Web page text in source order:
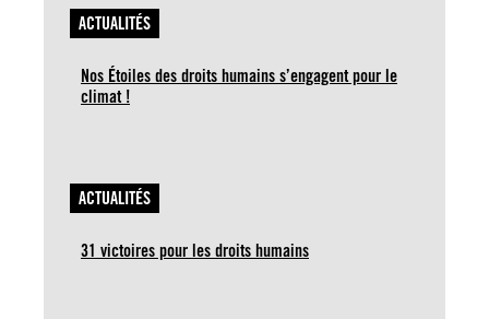
ACTUALITÉS
Nos Étoiles des droits humains s’engagent pour le
climat !
ACTUALITÉS
31 victoires pour les droits humains